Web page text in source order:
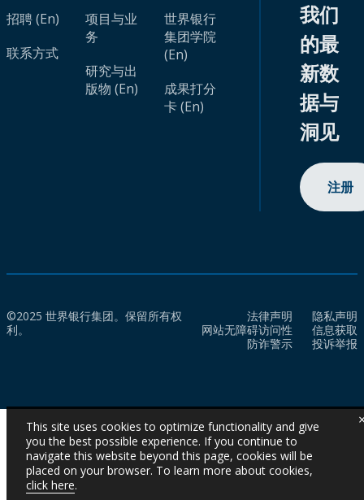
招聘 (En)
联系方式
项目与业
务
研究与出
版物 (En)
世界银行
集团学院
(En)
成果打分
卡 (En)
我们
的最
新数
据与
洞见
注册
©2025 世界银行集团。保留所有权
利。
法律声明
隐私声明
网站无障碍访问性
信息获取
防诈警示
投诉举报
This site uses cookies to optimize functionality and give
you the best possible experience. If you continue to
navigate this website beyond this page, cookies will be
placed on your browser. To learn more about cookies,
click here.